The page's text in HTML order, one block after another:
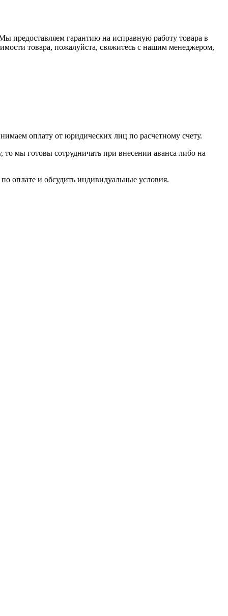
предоставляем гарантию на исправную работу товара в
товара, пожалуйста, свяжитесь с нашим менеджером,
оплату от юридических лиц по расчетному счету.
то мы готовы сотрудничать при внесении аванса либо на
оплате и обсудить индивидуальные условия.